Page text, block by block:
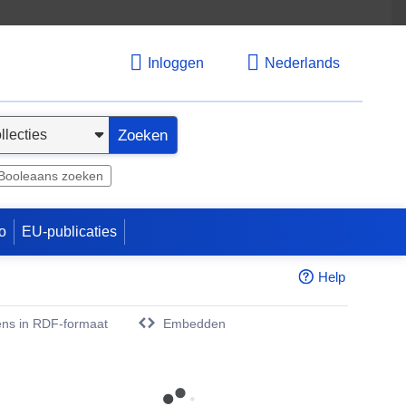
Inloggen Nederlands
Zoeken
zoeken
EU-publicaties
Help
in RDF-formaat
Embedden